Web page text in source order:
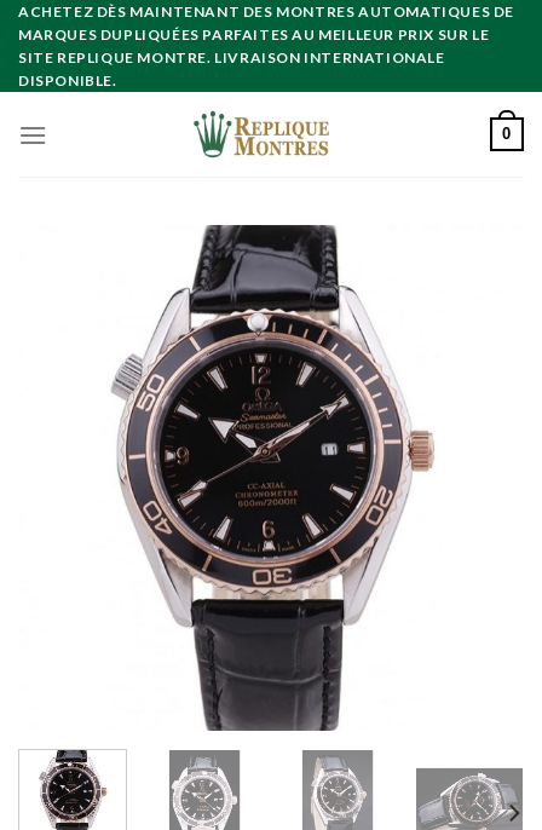
Skip
content
ACHETEZ DÈS MAINTENANT DES MONTRES AUTOMATIQUES DE
MARQUES DUPLIQUÉES PARFAITES AU MEILLEUR PRIX SUR LE
SITE REPLIQUE MONTRE. LIVRAISON INTERNATIONALE
DISPONIBLE.
0